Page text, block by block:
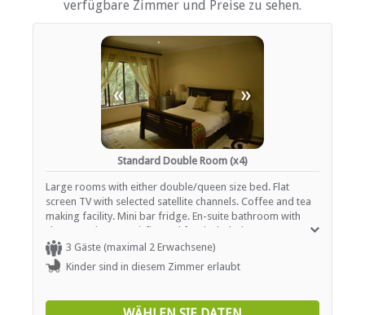
Heizung (en)
Internationale Steckdosen
Internetverbindung (ADSL)
Internetverbindung (drahtlos)
Eisen / Hosenpresse
Küche (komplett ausgestattet)
Kochnische (teilweise ausgestattet)
Mini-Bar
Terrasse / Veranda / Balkon
Privater Pool
Rauchen: erlaubt
Tee- und Kaffeekocher
Fernsehen (nur SABC, eTV)
Fernsehen (mit M-Net)
Fernsehen (mit Satellit)
Fußbodenheizung
verfügbare Zimmer und Preise zu sehen.
« »
Standard Double Room (x4)
Large rooms with either double/queen size bed. Flat
screen TV with selected satellite channels. Coffee and tea
making facility. Mini bar fridge. En-suite bathroom with
shower only. Free wi-fi. Breakfast included.
3 Gäste (maximal 2 Erwachsene)
Kinder sind in diesem Zimmer erlaubt